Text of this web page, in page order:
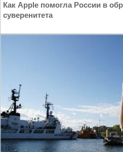
Как Apple помогла России в
суверенитета